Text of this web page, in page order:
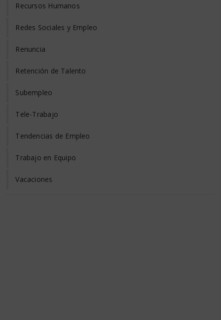
Recursos Humanos
Redes Sociales y Empleo
Renuncia
Retención de Talento
Subempleo
Tele-Trabajo
Tendencias de Empleo
Trabajo en Equipo
Vacaciones